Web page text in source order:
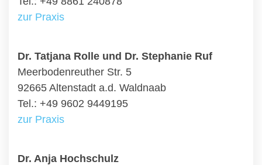
zur Praxis
Dr. Tatjana Rolle und Dr. Stephanie Ruf
Meerbodenreuther Str. 5
92665 Altenstadt a.d. Waldnaab
Tel.: +49 9602 9449195
zur Praxis
Dr. Anja Hochschulz